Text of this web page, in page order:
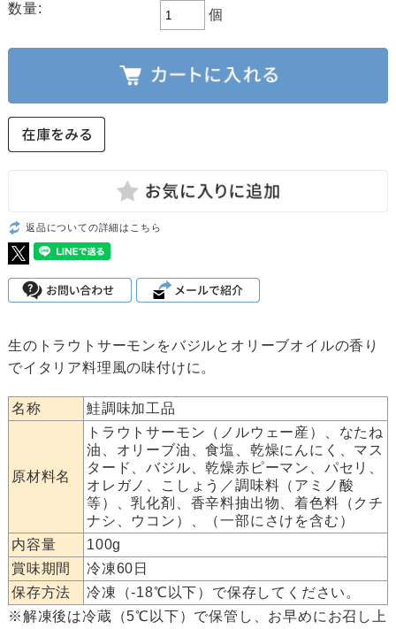
数量: 個
返品についての詳細はこちら
生のトラウトサーモンをバジルとオリーブオイルの香り
でイタリア料理風の味付けに。
名称 鮭調味加工品
原材料名
トラウトサーモン（ノルウェー産）、なたね
油、オリーブ油、食塩、乾燥にんにく、マス
タード、バジル、乾燥赤ピーマン、パセリ、
オレガノ、こしょう／調味料（アミノ酸
等）、乳化剤、香辛料抽出物、着色料（クチ
ナシ、ウコン）、（一部にさけを含む）
内容量
100g
賞味期間
冷凍60日
保存方法
冷凍（-18℃以下）で保存してください。
※解凍後は冷蔵（5℃以下）で保管し、お早めにお召し上